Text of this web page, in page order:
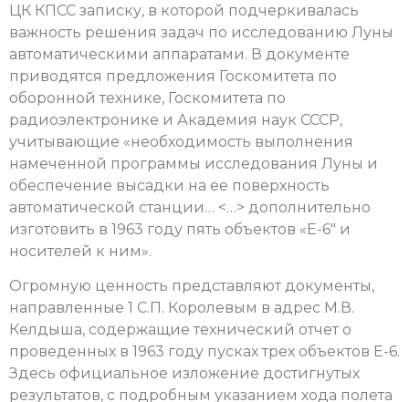
ЦК КПСС записку, в которой подчеркивалась
важность решения задач по исследованию Луны
автоматическими аппаратами. В документе
приводятся предложения Госкомитета по
оборонной технике, Госкомитета по
радиоэлектронике и Академия наук СССР,
учитывающие «необходимость выполнения
намеченной программы исследования Луны и
обеспечение высадки на ее поверхность
автоматической станции… <…> дополнительно
изготовить в 1963 году пять объектов «Е-6″ и
носителей к ним».
Огромную ценность представляют документы,
направленные 1 С.П. Королевым в адрес М.В.
Келдыша, содержащие технический отчет о
проведенных в 1963 году пусках трех объектов Е-6.
Здесь официальное изложение достигнутых
результатов, с подробным указанием хода полета